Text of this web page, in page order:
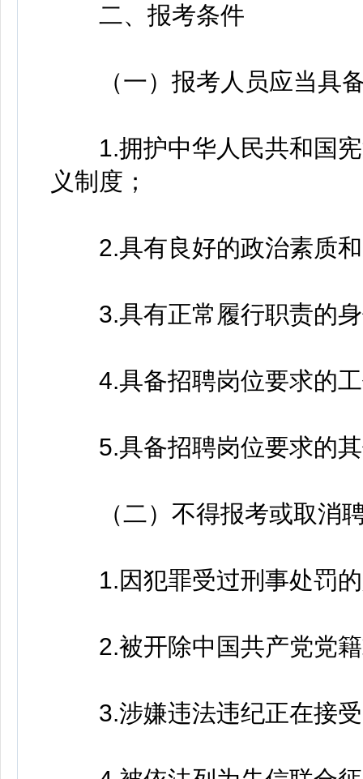
二、报考条件
（一）报考人员应当具
1.拥护中华人民共和国宪
义制度；
2.具有良好的政治素质和
3.具有正常履行职责的身
4.具备招聘岗位要求的工
5.具备招聘岗位要求的其
（二）不得报考或取消聘
1.因犯罪受过刑事处罚的
2.被开除中国共产党党籍
3.涉嫌违法违纪正在接受